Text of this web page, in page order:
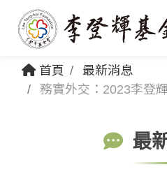
首頁
最新消息
務實外交：2023李登
最